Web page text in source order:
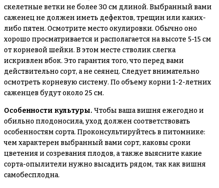
скелетные ветки не более 30 см длиной. Выбранный вами
саженец не должен иметь дефектов, трещин или каких-
либо пятен. Осмотрите место окулировки. Обычно оно
хорошо просматривается и располагается на высоте 5-15 см
от корневой шейки. В этом месте стволик слегка
искривлен вбок. Это гарантия того, что перед вами
действительно сорт, а не сеянец. Следует внимательно
осмотреть корневую систему. По объему корни 1-2-летних
саженцев будут около 25 см.
Особенности культуры. Чтобы ваша вишня ежегодно и
обильно плодоносила, уход должен соответствовать
особенностям сорта. Проконсультируйтесь в питомнике:
чем характерен выбранный вами сорт, каковы сроки
цветения и созревания плодов, а также выясните какие
сорта-опылители нужно высадить рядом, так как вишня
самобесплодна.